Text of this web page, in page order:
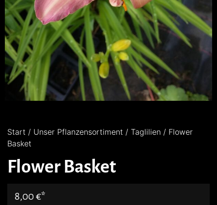
Start / Unser Pflanzensortiment / Taglilien / Flower
Basket
Flower Basket
8,00 €